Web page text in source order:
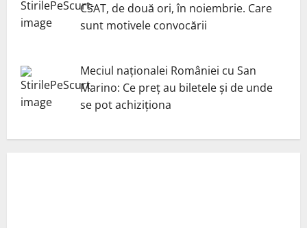
CSAT, de două ori, în noiembrie. Care
sunt motivele convocării
Meciul naționalei României cu San
Marino: Ce preț au biletele și de unde
se pot achiziționa